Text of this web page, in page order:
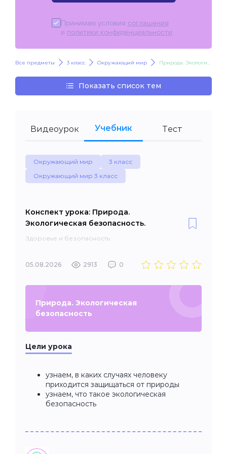
Принимаю условия соглашения
и политики конфиденциальности
Все предметы 3 класс Окружающий мир Природа. Экологическая безопасность.
Показать список тем
Видеоурок Учебник Тест
Окружающий мир
3 класс
Окружающий мир 3 класс
Конспект урока: Природа.
Экологическая безопасность.
Здоровье и безопасность
05.08.2026 2913 0
Природа. Экологическая
безопасность
Цели урока
узнаем, в каких случаях человеку
приходится защищаться от природы
узнаем, что такое экологическая
безопасность